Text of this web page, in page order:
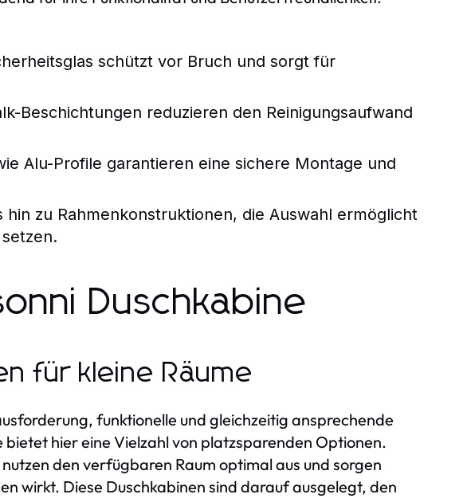
schützt vor Bruch und sorgt für
Beschichtungen reduzieren den Reinigungsaufwand
Alu-Profile garantieren eine sichere Montage und
hin zu Rahmenkonstruktionen, die Auswahl ermöglicht
Duschkabine
für kleine Räume
funktionelle und gleichzeitig ansprechende
bietet hier eine Vielzahl von platzsparenden Optionen.
den verfügbaren Raum optimal aus und sorgen
wirkt. Diese Duschkabinen sind darauf ausgelegt, den